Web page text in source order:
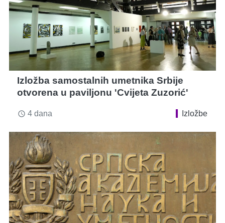
Izložba samostalnih umetnika Srbije
otvorena u paviljonu 'Cvijeta Zuzorić'
access_time 4 dana Izložbe